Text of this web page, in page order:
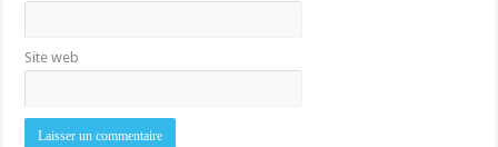
Site web